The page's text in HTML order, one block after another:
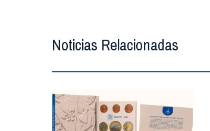
Noticias Relacionadas